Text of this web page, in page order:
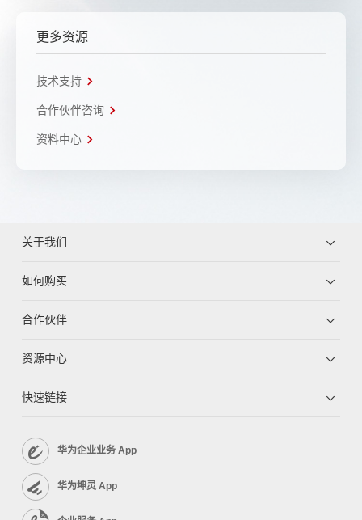
更多资源
技术支持
合作伙伴咨询
资料中心
关于我们
如何购买
合作伙伴
资源中心
快速链接
华为企业业务 App
华为坤灵 App